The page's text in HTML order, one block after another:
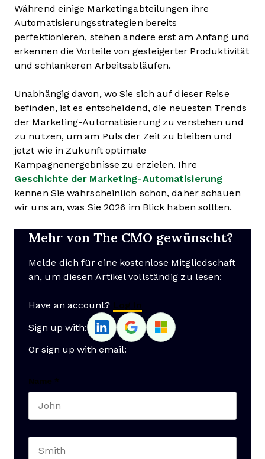
Während einige Marketingabteilungen ihre
Automatisierungsstrategien bereits
perfektionieren, stehen andere erst am Anfang und
erkennen die Vorteile von gesteigerter Produktivität
und schlankeren Arbeitsabläufen.
Unabhängig davon, wo Sie sich auf dieser Reise
befinden, ist es entscheidend, die neuesten Trends
der Marketing-Automatisierung zu verstehen und
zu nutzen, um am Puls der Zeit zu bleiben und
jetzt wie in Zukunft optimale
Kampagnenergebnisse zu erzielen. Ihre
Geschichte der Marketing-Automatisierung
kennen Sie wahrscheinlich schon, daher schauen
wir uns an, was Sie 2026 im Blick haben sollten.
Mehr von The CMO gewünscht?
Melde dich für eine kostenlose Mitgliedschaft
an, um diesen Artikel vollständig zu lesen:
Have an account? Log In
Sign up with:
Or sign up with email:
Name *